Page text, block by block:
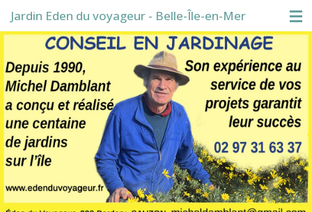
Jardin Eden du voyageur - Belle-Île-en-Mer
Visite du jardin
Boutique
Conférences
Blog